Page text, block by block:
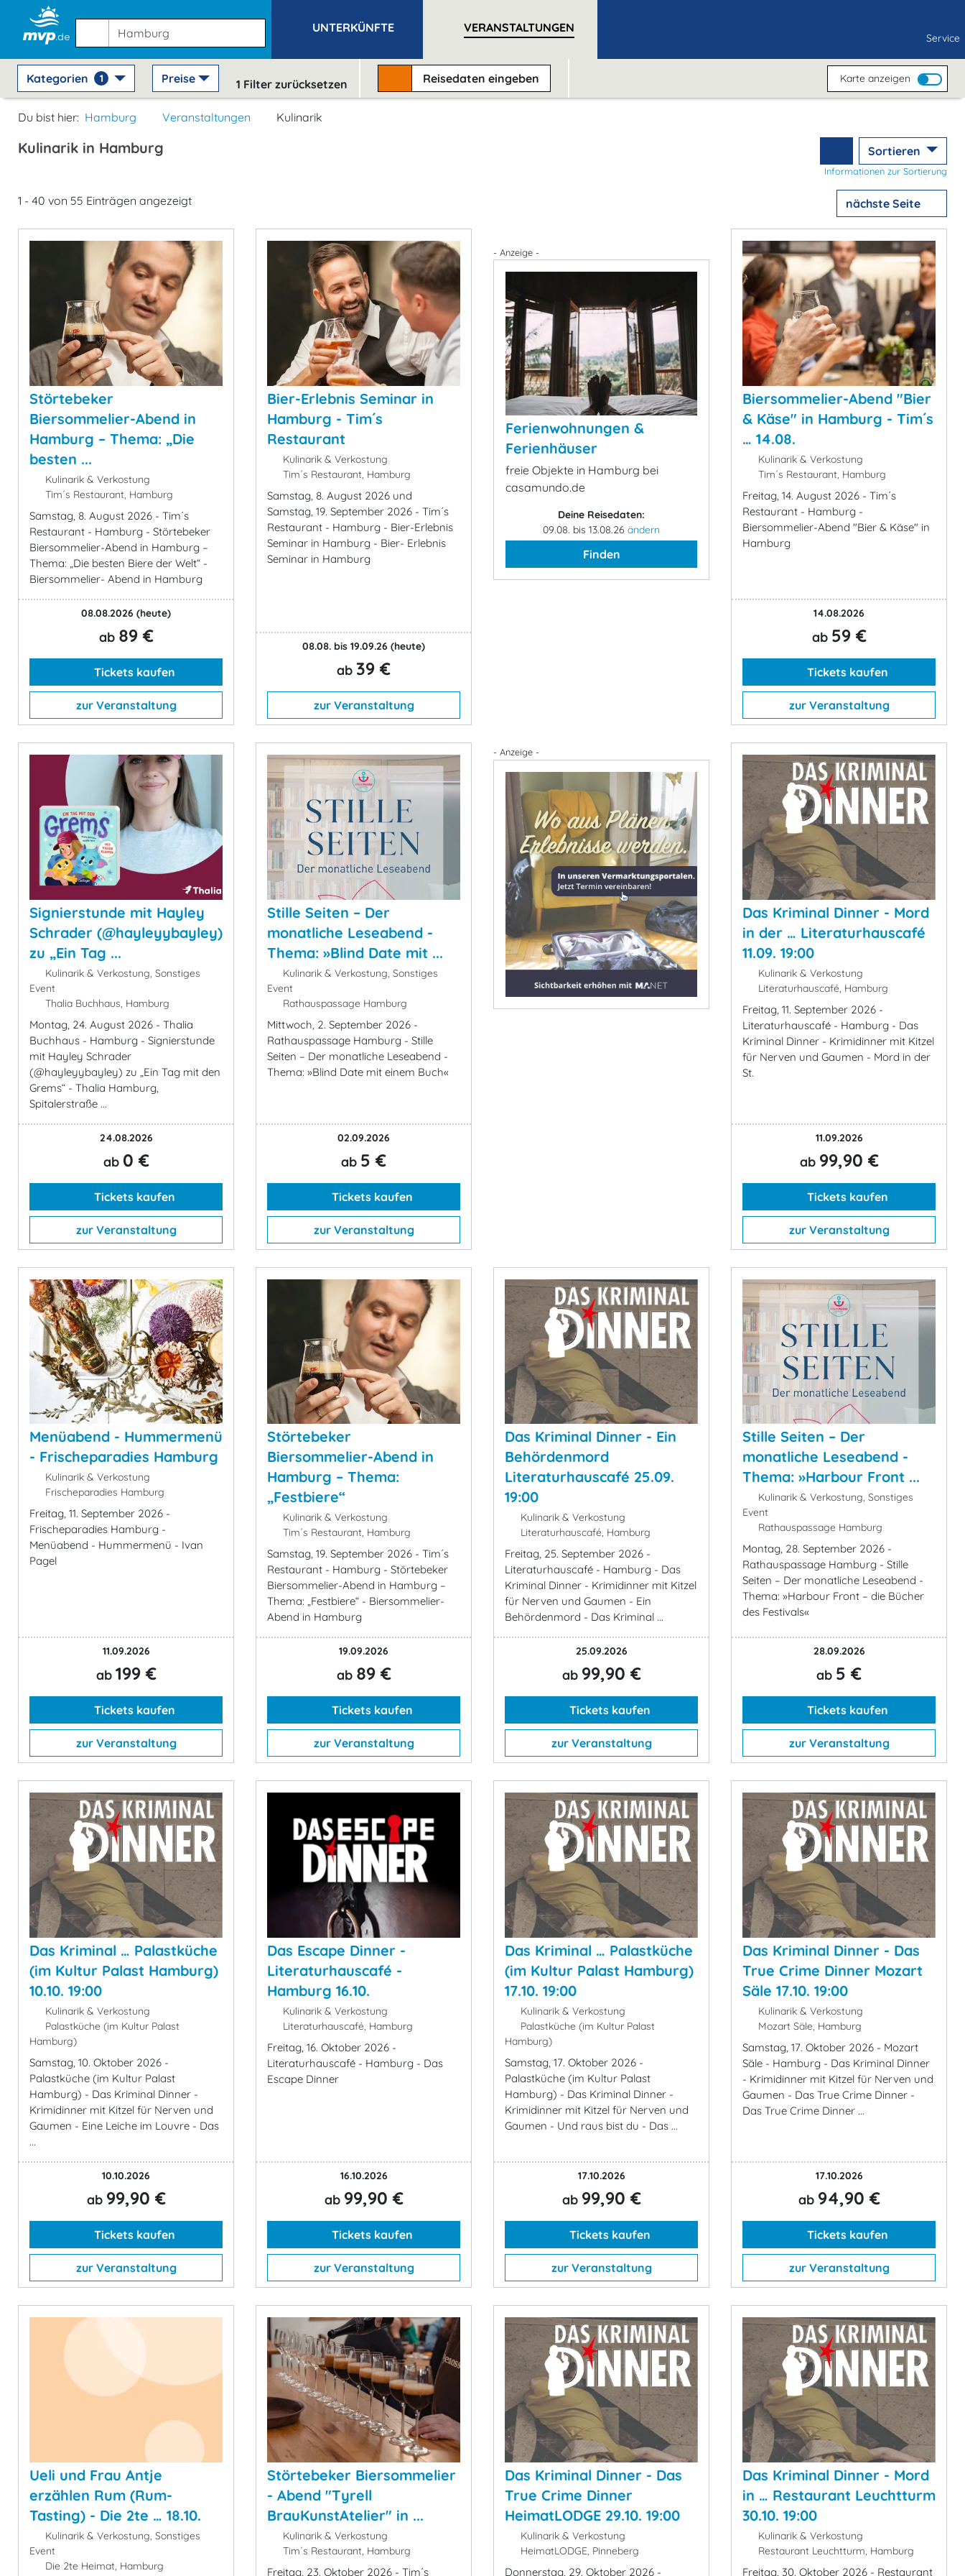
UNTERKÜNFTE VERANSTALTUNGEN
Service
Kategorien 1 Preise 1 Filter zurücksetzen Reisedateneingeben Karte anzeigen
Du bist hier: Hamburg Veranstaltungen Kulinarik
Kulinarik in Hamburg Sortieren
Informationen zur Sortierung
1 - 40 von 55 Einträgen angezeigt nächste Seite
Störtebeker
Biersommelier-Abend in
Hamburg – Thema: „Die
besten ...
Kulinarik & Verkostung
Tim´s Restaurant, Hamburg
Samstag, 8. August 2026 - Tim´s
Restaurant - Hamburg - Störtebeker
Biersommelier-Abend in Hamburg –
Thema: „Die besten Biere der Welt“ -
Biersommelier- Abend in Hamburg
08.08.2026 (heute)
ab 89 €
Tickets kaufen
zur Veranstaltung
Bier-Erlebnis Seminar in
Hamburg - Tim´s
Restaurant
Kulinarik & Verkostung
Tim´s Restaurant, Hamburg
Samstag, 8. August 2026 und
Samstag, 19. September 2026 - Tim´s
Restaurant - Hamburg - Bier-Erlebnis
Seminar in Hamburg - Bier- Erlebnis
Seminar in Hamburg
08.08. bis 19.09.26 (heute)
ab 39 €
zur Veranstaltung
- Anzeige -
Ferienwohnungen &
Ferienhäuser
freie Objekte in Hamburg bei
casamundo.de
Deine Reisedaten:
09.08. bis 13.08.26 ändern
Finden
Biersommelier-Abend "Bier
& Käse" in Hamburg - Tim´s
… 14.08.
Kulinarik & Verkostung
Tim´s Restaurant, Hamburg
Freitag, 14. August 2026 - Tim´s
Restaurant - Hamburg -
Biersommelier-Abend "Bier & Käse" in
Hamburg
14.08.2026
ab 59 €
Tickets kaufen
zur Veranstaltung
Signierstunde mit Hayley
Schrader (@hayleyybayley)
zu „Ein Tag ...
Kulinarik & Verkostung, Sonstiges
Event
Thalia Buchhaus, Hamburg
Montag, 24. August 2026 - Thalia
Buchhaus - Hamburg - Signierstunde
mit Hayley Schrader
(@hayleyybayley) zu „Ein Tag mit den
Grems“ - Thalia Hamburg,
Spitalerstraße ...
24.08.2026
ab 0 €
Tickets kaufen
zur Veranstaltung
Stille Seiten – Der
monatliche Leseabend -
Thema: »Blind Date mit ...
Kulinarik & Verkostung, Sonstiges
Event
Rathauspassage Hamburg
Mittwoch, 2. September 2026 -
Rathauspassage Hamburg - Stille
Seiten – Der monatliche Leseabend -
Thema: »Blind Date mit einem Buch«
02.09.2026
ab 5 €
Tickets kaufen
zur Veranstaltung
- Anzeige -
Das Kriminal Dinner - Mord
in der … Literaturhauscafé
11.09. 19:00
Kulinarik & Verkostung
Literaturhauscafé, Hamburg
Freitag, 11. September 2026 -
Literaturhauscafé - Hamburg - Das
Kriminal Dinner - Krimidinner mit Kitzel
für Nerven und Gaumen - Mord in der
St.
11.09.2026
ab 99,90 €
Tickets kaufen
zur Veranstaltung
Menüabend - Hummermenü
- Frischeparadies Hamburg
Kulinarik & Verkostung
Frischeparadies Hamburg
Freitag, 11. September 2026 -
Frischeparadies Hamburg -
Menüabend - Hummermenü - Ivan
Pagel
11.09.2026
ab 199 €
Tickets kaufen
zur Veranstaltung
Störtebeker
Biersommelier-Abend in
Hamburg – Thema:
„Festbiere“
Kulinarik & Verkostung
Tim´s Restaurant, Hamburg
Samstag, 19. September 2026 - Tim´s
Restaurant - Hamburg - Störtebeker
Biersommelier-Abend in Hamburg –
Thema: „Festbiere“ - Biersommelier-
Abend in Hamburg
19.09.2026
ab 89 €
Tickets kaufen
zur Veranstaltung
Das Kriminal Dinner - Ein
Behördenmord
Literaturhauscafé 25.09.
19:00
Kulinarik & Verkostung
Literaturhauscafé, Hamburg
Freitag, 25. September 2026 -
Literaturhauscafé - Hamburg - Das
Kriminal Dinner - Krimidinner mit Kitzel
für Nerven und Gaumen - Ein
Behördenmord - Das Kriminal ...
25.09.2026
ab 99,90 €
Tickets kaufen
zur Veranstaltung
Stille Seiten – Der
monatliche Leseabend -
Thema: »Harbour Front ...
Kulinarik & Verkostung, Sonstiges
Event
Rathauspassage Hamburg
Montag, 28. September 2026 -
Rathauspassage Hamburg - Stille
Seiten – Der monatliche Leseabend -
Thema: »Harbour Front – die Bücher
des Festivals«
28.09.2026
ab 5 €
Tickets kaufen
zur Veranstaltung
Das Kriminal … Palastküche
(im Kultur Palast Hamburg)
10.10. 19:00
Kulinarik & Verkostung
Palastküche (im Kultur Palast
Hamburg)
Samstag, 10. Oktober 2026 -
Palastküche (im Kultur Palast
Hamburg) - Das Kriminal Dinner -
Krimidinner mit Kitzel für Nerven und
Gaumen - Eine Leiche im Louvre - Das
...
10.10.2026
ab 99,90 €
Tickets kaufen
zur Veranstaltung
Das Escape Dinner -
Literaturhauscafé -
Hamburg 16.10.
Kulinarik & Verkostung
Literaturhauscafé, Hamburg
Freitag, 16. Oktober 2026 -
Literaturhauscafé - Hamburg - Das
Escape Dinner
16.10.2026
ab 99,90 €
Tickets kaufen
zur Veranstaltung
Das Kriminal … Palastküche
(im Kultur Palast Hamburg)
17.10. 19:00
Kulinarik & Verkostung
Palastküche (im Kultur Palast
Hamburg)
Samstag, 17. Oktober 2026 -
Palastküche (im Kultur Palast
Hamburg) - Das Kriminal Dinner -
Krimidinner mit Kitzel für Nerven und
Gaumen - Und raus bist du - Das ...
17.10.2026
ab 99,90 €
Tickets kaufen
zur Veranstaltung
Das Kriminal Dinner - Das
True Crime Dinner Mozart
Säle 17.10. 19:00
Kulinarik & Verkostung
Mozart Säle, Hamburg
Samstag, 17. Oktober 2026 - Mozart
Säle - Hamburg - Das Kriminal Dinner
- Krimidinner mit Kitzel für Nerven und
Gaumen - Das True Crime Dinner -
Das True Crime Dinner ...
17.10.2026
ab 94,90 €
Tickets kaufen
zur Veranstaltung
Ueli und Frau Antje
erzählen Rum (Rum-
Tasting) - Die 2te … 18.10.
Kulinarik & Verkostung, Sonstiges
Event
Die 2te Heimat, Hamburg
Störtebeker Biersommelier
- Abend "Tyrell
BrauKunstAtelier" in ...
Kulinarik & Verkostung
Tim´s Restaurant, Hamburg
Freitag, 23. Oktober 2026 - Tim´s
Das Kriminal Dinner - Das
True Crime Dinner
HeimatLODGE 29.10. 19:00
Kulinarik & Verkostung
HeimatLODGE, Pinneberg
Donnerstag, 29. Oktober 2026 -
Das Kriminal Dinner - Mord
in … Restaurant Leuchtturm
30.10. 19:00
Kulinarik & Verkostung
Restaurant Leuchtturm, Hamburg
Freitag, 30. Oktober 2026 - Restaurant